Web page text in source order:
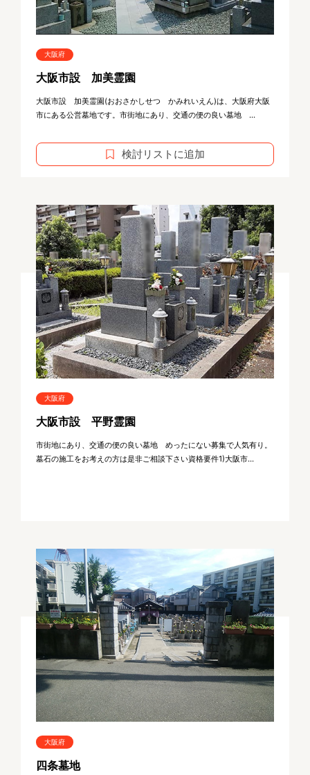
大阪府
大阪市設 加美霊園
大阪市設 加美霊園(おおさかしせつ かみれいえん)は、大阪府大阪
市にある公営墓地です。市街地にあり、交通の便の良い墓地 ...
検討リストに追加
大阪府
大阪市設 平野霊園
市街地にあり、交通の便の良い墓地 めったにない募集で人気有り。
墓石の施工をお考えの方は是非ご相談下さい資格要件1)大阪市...
大阪府
四条墓地